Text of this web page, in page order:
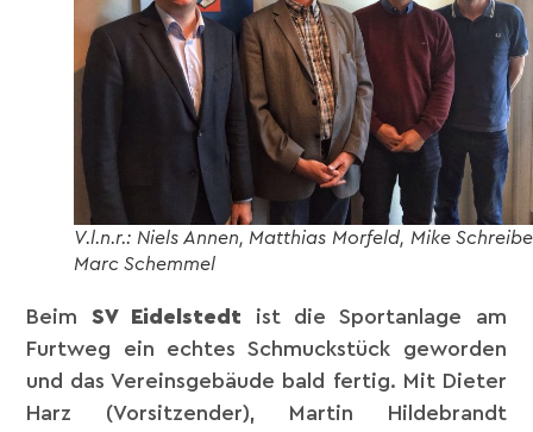
V.l.n.r.: Niels Annen, Matthias Morfeld, Mike
Marc Schemmel
Beim SV Eidelstedt ist die Sportanlage am
Furtweg ein echtes Schmuckstück geworden
und das Vereinsgebäude bald fertig. Mit Dieter
Harz (Vorsitzender), Martin Hildebrandt